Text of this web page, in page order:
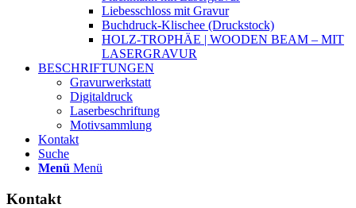
Liebesschloss mit Gravur
Buchdruck-Klischee (Druckstock)
HOLZ-TROPHÄE | WOODEN BEAM – MIT
LASERGRAVUR
BESCHRIFTUNGEN
Gravurwerkstatt
Digitaldruck
Laserbeschriftung
Motivsammlung
Kontakt
Suche
Menü Menü
Kontakt